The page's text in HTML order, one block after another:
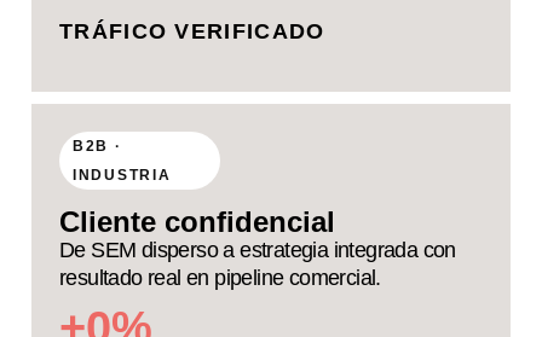
TRÁFICO VERIFICADO
B2B ·
INDUSTRIA
Cliente confidencial
De SEM disperso a estrategia integrada con
resultado real en pipeline comercial.